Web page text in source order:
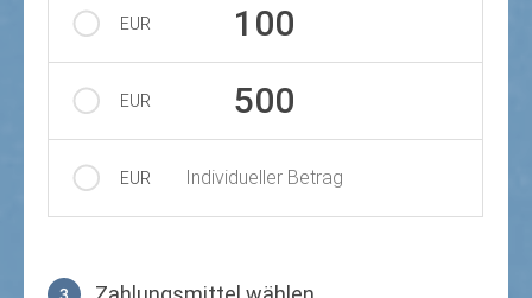
EUR 100
EUR 500
EUR Individueller Betrag